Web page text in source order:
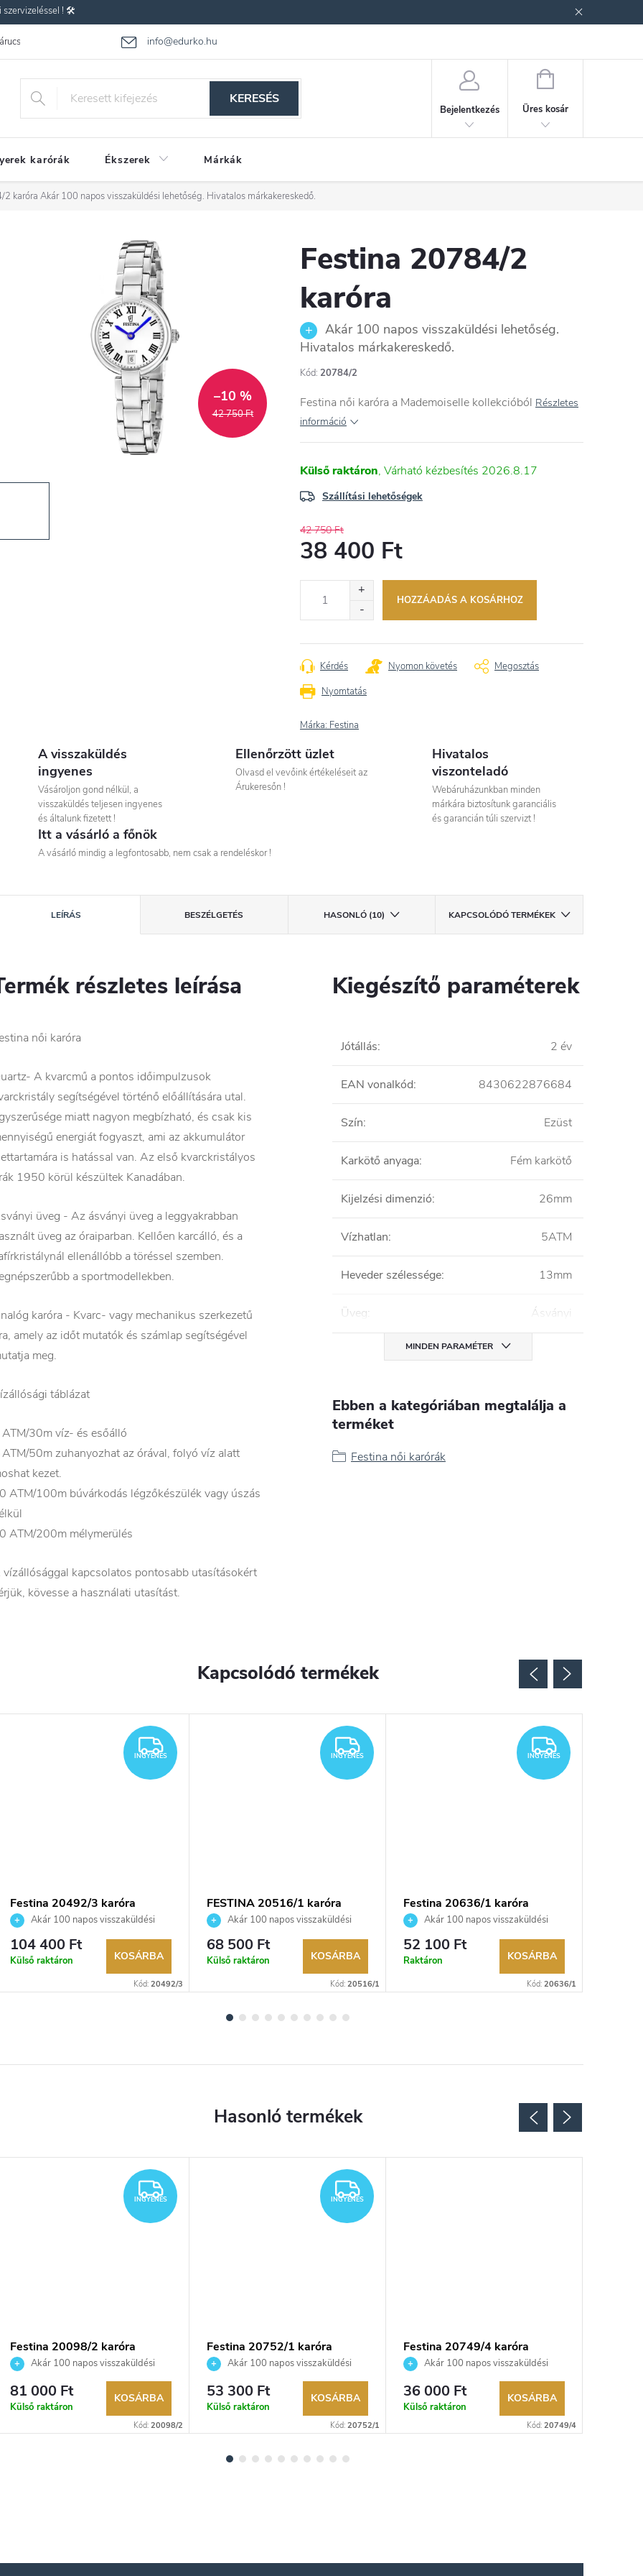
szervizeléssel ! 🛠️
info@edurko.hu
Gyakran ismételt kérdések
KERESÉS
Bejelentkezés
KOSÁR
Üres kosár
karórák Ékszerek Márkák
2 karóra Akár 100 napos visszaküldési lehetőség. Hivatalos márkakereskedő.
42 750 Ft
–10 %
Festina 20784/2
karóra
Akár 100 napos visszaküldési lehetőség.
Hivatalos márkakereskedő.
Kód: 20784/2
Festina női karóra a Mademoiselle kollekcióból Részletes
információ
Külső raktáron 2026.8.17
Szállítási lehetőségek
42 750 Ft
38 400 Ft
HOZZÁADÁS A KOSÁRHOZ
Nyomtatás
Kérdés Nyomon követés Megosztás
Márka: Festina
A visszaküldés
ingyenes
Vásároljon gond nélkül, a
visszaküldés teljesen ingyenes
és általunk fizetett !
Ellenőrzött üzlet
Olvasd el vevőink értékeléseit az
Árukeresőn !
Hivatalos
viszonteladó
Webáruházunkban minden
márkára biztosítunk garanciális
és garancián túli szervizt !
Itt a vásárló a főnök
A vásárló mindig a legfontosabb, nem csak a rendeléskor !
LEÍRÁS BESZÉLGETÉS HASONLÓ (10) KAPCSOLÓDÓ TERMÉKEK
részletes leírása
női karóra
A kvarcmű a pontos időimpulzusok
segítségével történő előállítására utal.
miatt nagyon megbízható, és csak kis
energiát fogyaszt, ami az akkumulátor
is hatással van. Az első kvarckristályos
1950 körül készültek Kanadában.
üveg - Az ásványi üveg a leggyakrabban
üveg az óraiparban. Kellően karcálló, és a
ellenállóbb a töréssel szemben.
a sportmodellekben.
karóra - Kvarc- vagy mechanikus szerkezetű
amely az időt mutatók és számlap segítségével
meg.
táblázat
30m víz- és esőálló
50m zuhanyozhat az órával, folyó víz alatt
kezet.
ATM/100m búvárkodás légzőkészülék vagy úszás
ATM/200m mélymerülés
vízállósággal kapcsolatos pontosabb utasításokért
kövesse a használati utasítást.
Kiegészítő paraméterek
Jótállás: 2 év
EAN vonalkód: 8430622876684
Szín: Ezüst
Karkötő anyaga: Fém karkötő
Kijelzési dimenzió: 26mm
Vízhatlan: 5ATM
Heveder szélessége: 13mm
Üveg: Ásványi
MINDEN PARAMÉTER
Ebben a kategóriában megtalálja a
terméket
Festina női karórák
Kapcsolódó termékek
INGYENES
INGYENES
Festina 20492/3 karóra
Akár 100 napos visszaküldési
lehetőség. Hivatalos márkakereskedő.
104 400 Ft
Külső raktáron KOSÁRBA
Kód: 20492/3
INGYENES
INGYENES
FESTINA 20516/1 karóra
Akár 100 napos visszaküldési
lehetőség. Hivatalos márkakereskedő.
68 500 Ft
Külső raktáron KOSÁRBA
Kód: 20516/1
INGYENES
INGYENES
Festina 20636/1 karóra
Akár 100 napos visszaküldési
lehetőség. Hivatalos márkakereskedő.
52 100 Ft
Raktáron KOSÁRBA
Kód: 20636/1
INGYENES
INGYENES
Festina 20098/2 karóra
Akár 100 napos visszaküldési
lehetőség. Hivatalos márkakereskedő.
81 000 Ft
Külső raktáron
KOSÁRBA
Kód: 20098/2
INGYENES
INGYENES
Festina 20752/1 karóra
Akár 100 napos visszaküldési
lehetőség. Hivatalos márkakereskedő.
53 300 Ft
Külső raktáron
KOSÁRBA
Kód: 20752/1
Festina 20749/4 karóra
Akár 100 napos visszaküldési
lehetőség. Hivatalos márkakereskedő.
36 000 Ft
Külső raktáron
KOSÁRBA
Kód: 20749/4